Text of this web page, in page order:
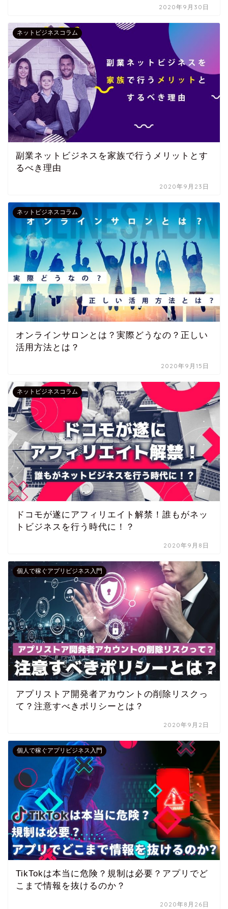
2020年9月30日
ネットビジネスコラム
副業ネットビジネスを家族で行うメリットとす
るべき理由
2020年9月23日
ネットビジネスコラム
オンラインサロンとは？実際どうなの？正しい
活用方法とは？
2020年9月15日
ネットビジネスコラム
ドコモが遂にアフィリエイト解禁！誰もがネッ
トビジネスを行う時代に！？
2020年9月8日
個人で稼ぐアプリビジネス入門
アプリストア開発者アカウントの削除リスクっ
て？注意すべきポリシーとは？
2020年9月2日
個人で稼ぐアプリビジネス入門
TikTokは本当に危険？規制は必要？アプリでど
こまで情報を抜けるのか？
2020年8月26日